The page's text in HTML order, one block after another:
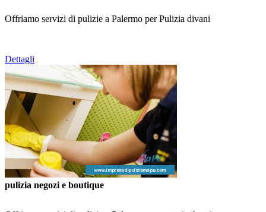
Offriamo servizi di pulizie a Palermo per Pulizia divani
Dettagli
pulizia negozi e boutique